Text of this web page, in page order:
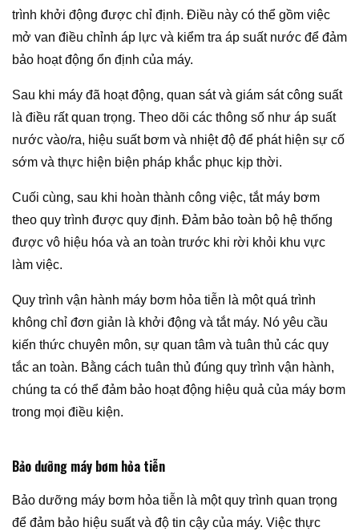
trình khởi động được chỉ định. Điều này có thể gồm việc
mở van điều chỉnh áp lực và kiểm tra áp suất nước để đảm
bảo hoạt động ổn định của máy.
Sau khi máy đã hoạt động, quan sát và giám sát công suất
là điều rất quan trọng. Theo dõi các thông số như áp suất
nước vào/ra, hiệu suất bơm và nhiệt độ để phát hiện sự cố
sớm và thực hiện biện pháp khắc phục kịp thời.
Cuối cùng, sau khi hoàn thành công việc, tắt máy bơm
theo quy trình được quy định. Đảm bảo toàn bộ hệ thống
được vô hiệu hóa và an toàn trước khi rời khỏi khu vực
làm việc.
Quy trình vận hành máy bơm hỏa tiễn là một quá trình
không chỉ đơn giản là khởi động và tắt máy. Nó yêu cầu
kiến thức chuyên môn, sự quan tâm và tuân thủ các quy
tắc an toàn. Bằng cách tuân thủ đúng quy trình vận hành,
chúng ta có thể đảm bảo hoạt động hiệu quả của máy bơm
trong mọi điều kiện.
Bảo dưỡng máy bơm hỏa tiễn
Bảo dưỡng máy bơm hỏa tiễn là một quy trình quan trọng
để đảm bảo hiệu suất và độ tin cậy của máy. Việc thực